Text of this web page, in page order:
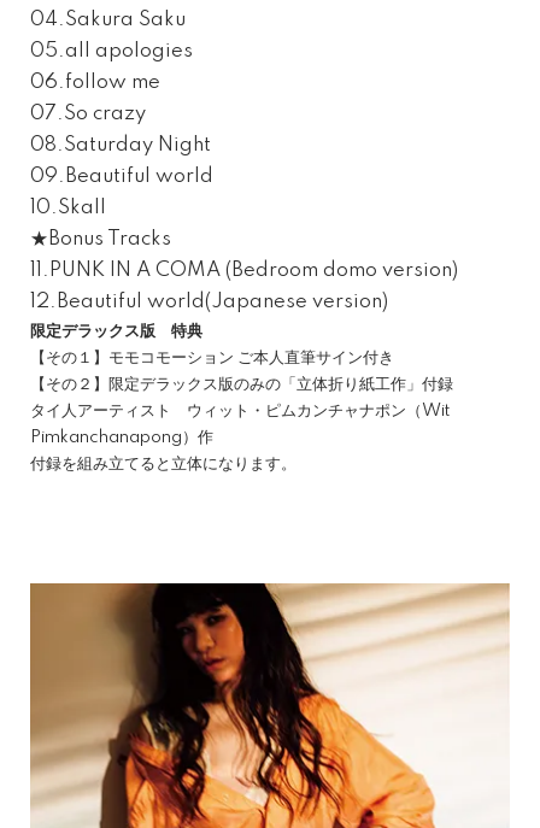
04.Sakura Saku
05.all apologies
06.follow me
07.So crazy
08.Saturday Night
09.Beautiful world
10.Skall
★Bonus Tracks
11.PUNK IN A COMA (Bedroom domo version)
12.Beautiful world(Japanese version)
限定デラックス版 特典
【その１】モモコモーション ご本人直筆サイン付き
【その２】限定デラックス版のみの「立体折り紙工作」付録
タイ人アーティスト ウィット・ピムカンチャナポン（Wit
Pimkanchanapong）作
付録を組み立てると立体になります。